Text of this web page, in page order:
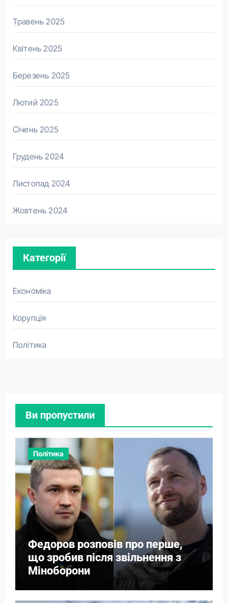
Травень 2025
Квітень 2025
Березень 2025
Лютий 2025
Січень 2025
Грудень 2024
Листопад 2024
Жовтень 2024
Категорії
Економіка
Корупція
Політика
Ви пропустили
Політика
Федоров розповів про перше,
що зробив після звільнення з
Міноборони